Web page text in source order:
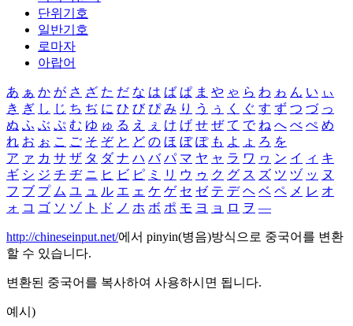
단위기호
일반기호
로마자
아랍어
あ ぁ か が さ ざ た だ な は ば ぱ ま や ゃ ら わ ゎ ん い ぃ
き ぎ し じ ち ぢ に ひ び ぴ み り う ぅ く ぐ す ず つ づ っ
ぬ ふ ぶ ぷ む ゆ ゅ る え ぇ け げ せ ぜ て で ね へ べ ぺ め
れ お ぉ こ ご そ ぞ と ど の ほ ぼ ぽ も よ ょ ろ を
ア ァ カ サ ザ タ ダ ナ ハ バ パ マ ヤ ャ ラ ワ ヮ ン イ ィ キ
ギ シ ジ チ ヂ ニ ヒ ビ ピ ミ リ ウ ゥ ク グ ス ズ ツ ヅ ッ ヌ
フ ブ プ ム ユ ュ ル エ ェ ケ ゲ セ ゼ テ デ ヘ ベ ペ メ レ オ
ォ コ ゴ ソ ゾ ト ド ノ ホ ボ ポ モ ヨ ョ ロ ヲ ―
http://chineseinput.net/에서 pinyin(병음)방식으로 중국어를 변환
할 수 있습니다.
변환된 중국어를 복사하여 사용하시면 됩니다.
예시)